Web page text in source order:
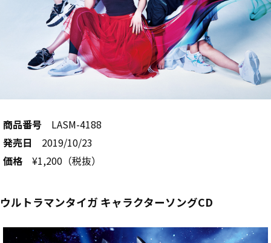
商品番号
LASM-4188
発売日
2019/10/23
価格
¥1,200（税抜）
ウルトラマンタイガ キャラクターソングCD